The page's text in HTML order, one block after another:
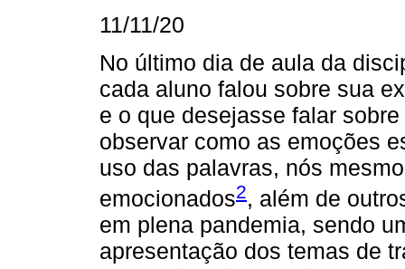
11/11/20
No último dia de aula da
cada aluno falou sobre sua
e o que desejasse falar
observar como as emoções
uso das palavras, nós
emocionados2, além de
em plena pandemia, sendo
apresentação dos temas de